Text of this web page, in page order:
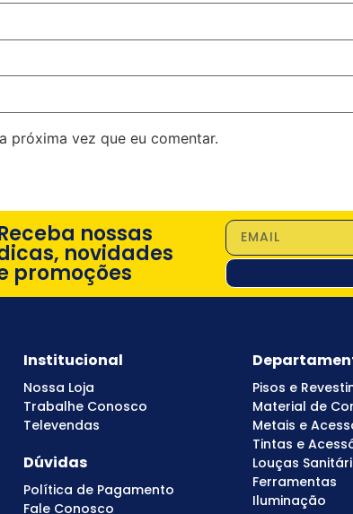
próxima vez que eu comentar.
nossas
novidades
promoções
Institucional
Nossa Loja
Trabalhe Conosco
Televendas
Dúvidas
Política de Pagamento
Fale Conosco
Pisos e
Material de
Metais e
Tintas e
Louças
Ferramentas
Iluminação